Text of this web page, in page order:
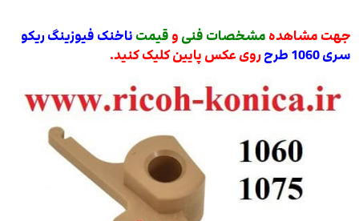
جهت مشاهده مشخصات فنی و قیمت ناخنک فیوزینگ ریکو
سری 1060 طرح
روی عکس پایین کلیک کنید.